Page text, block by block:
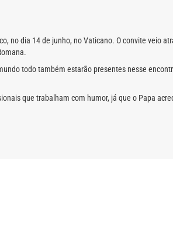
no dia 14 de junho, no Vaticano. O convite veio
todo também estarão presentes nesse
que trabalham com humor, já que o Papa